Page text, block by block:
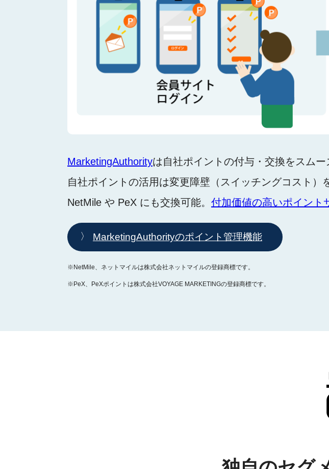
MarketingAuthorityは自社ポイントの付与・交換をスムー
自社ポイントの活用は変更障壁（スイッチングコスト
NetMile や PeX にも交換可能。 付加価値の高いポイント
MarketingAuthorityのポイント管理機能
※NetMile、ネットマイルは株式会社ネットマイルの登録商標です。
※PeX、PeXポイントは株式会社VOYAGE MARKETINGの登録商標です。